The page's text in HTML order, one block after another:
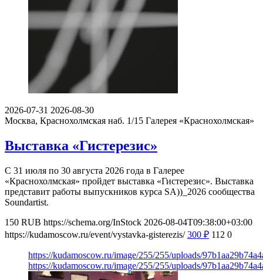
2026-07-31 2026-08-30
Москва, Краснохолмская наб. 1/15 Галерея «Краснохолмская»
Выставка «Гистерезис»
С 31 июля по 30 августа 2026 года в Галерее
«Краснохолмская» пройдет выставка «Гистерезис». Выставка
представит работы выпускников курса SA))_2026 сообщества
Soundartist.
150 RUB https://schema.org/InStock 2026-08-04T09:38:00+03:00
https://kudamoscow.ru/event/vystavka-gisterezis/ 300 ₽ 112 0
https://kudamoscow.ru/image/255/255/uploads/
https://kudamoscow.ru/image/255/255/uploads/